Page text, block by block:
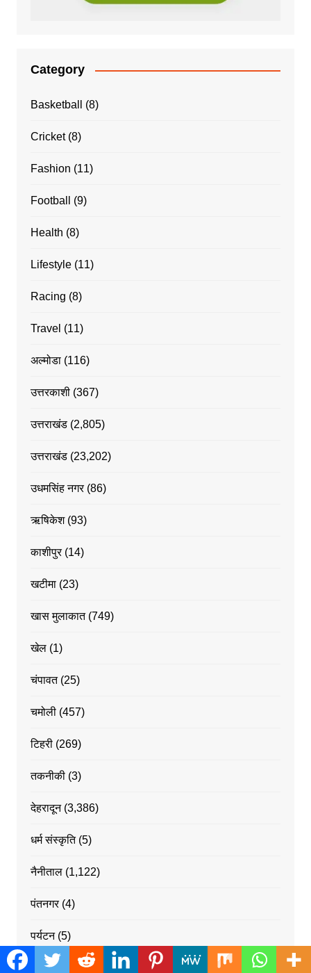
Category
Basketball (8)
Cricket(8)
Fashion (11)
Football (9)
Health (8)
Lifestyle(11)
Racing (8)
Travel (11)
अल्मोडा(116)
उत्तरकाशी(367)
उत्तराखंड(2,805)
उत्तराखंड(23,202)
उधमसिंह नगर(86)
ऋषिकेश(93)
काशीपुर(14)
खटीमा(23)
खास मुलाकात(749)
खेल(1)
चंपावत(25)
चमोली(457)
टिहरी(269)
तकनीकी(3)
देहरादून(3,386)
धर्म संस्कृति(5)
नैनीताल(1,122)
पंतनगर(4)
पर्यटन(5)
पिथौरागढ (82)